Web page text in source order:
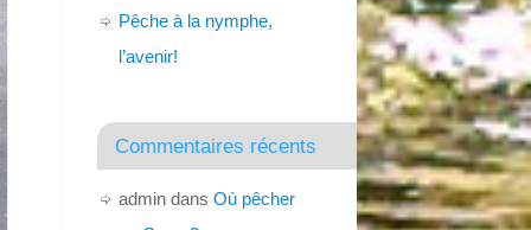
Pêche à la nymphe,
l’avenir!
Commentaires récents
admin dans Où pêcher